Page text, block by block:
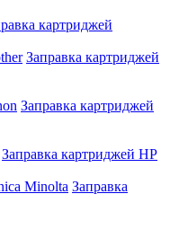
картриджей
Заправка картриджей
Заправка картриджей
Заправка картриджей HP
Заправка